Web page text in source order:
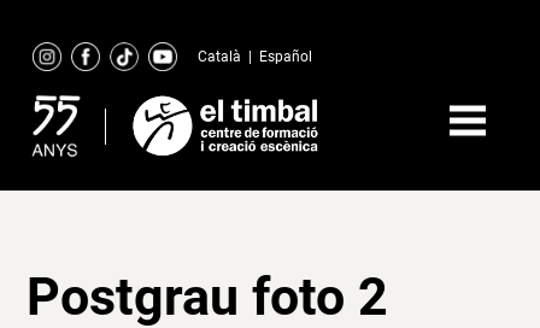
content
Català Español
Postgrau foto 2